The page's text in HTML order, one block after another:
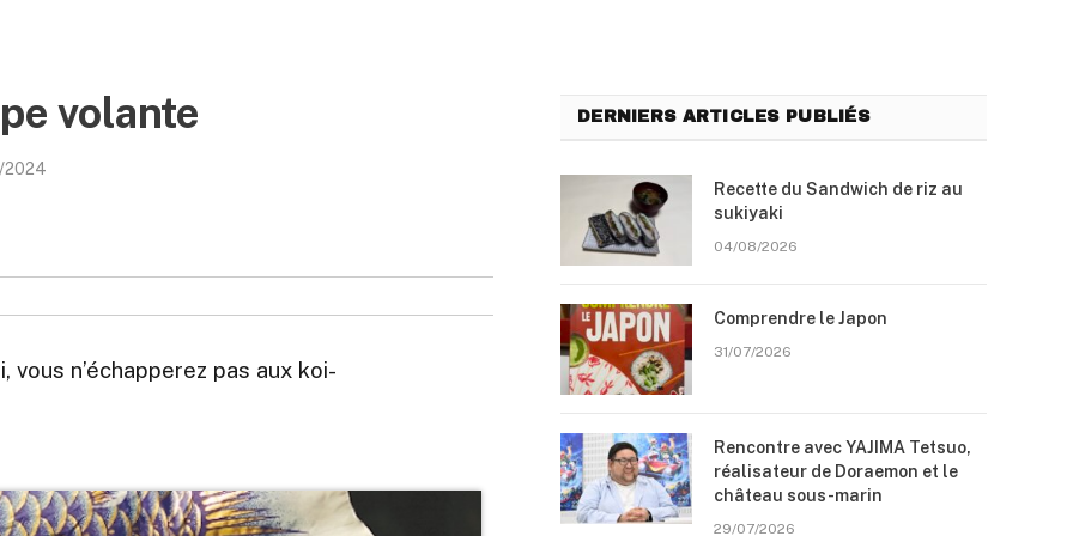
volante
vous n’échapperez pas aux koi-
DERNIERS ARTICLES PUBLIÉS
Recette du Sandwich de riz au
sukiyaki
04/08/2026
Comprendre le Japon
31/07/2026
Rencontre avec YAJIMA Tetsuo,
réalisateur de Doraemon et le
château sous-marin
29/07/2026